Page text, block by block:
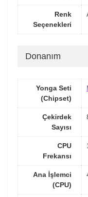
Renk
Seçenekleri
Donanım
Yonga Seti
(Chipset)
Çekirdek
Sayısı
CPU
Frekansı
Ana İşlemci
(CPU)